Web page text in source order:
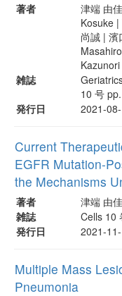
著者
津端 由
Kosuke
尚誠 | 濱
雑誌
10 号
発行日
2021-
Current
EGFR Mutation-
the Mechanisms
著者
津端 由
雑誌
Cells 10
発行日
2021-
Multiple Mass
Pneumonia